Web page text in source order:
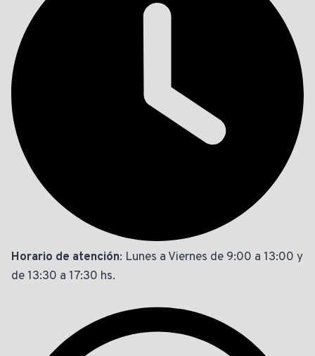
Horario de atención: Lunes a Viernes de 9:00 a 13:00 y
de 13:30 a 17:30 hs.